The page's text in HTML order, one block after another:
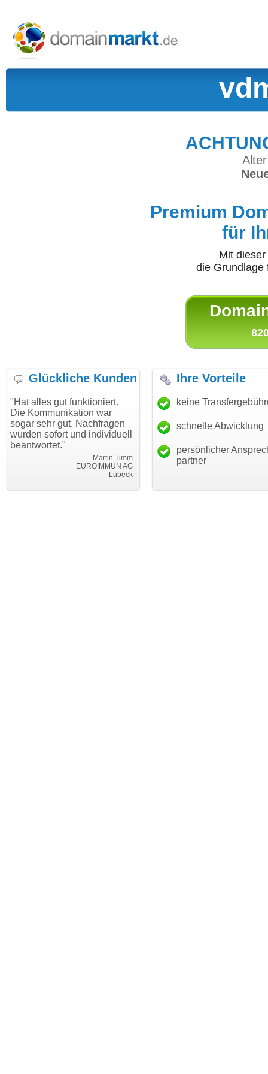
Premium
für
Mit
die
Glückliche Kunden
gut funktioniert.
war
gut. Nachfragen
und individuell
EUROIMMUN AG
"Danke für den schnellen
Transfer und guten Service!"
Thomas Schäfer
i can eckert communication GmbH
"Ich bin
haben.
mein
Ihre Vorteile
keine
schnelle Abwicklung
persönlicher
partner